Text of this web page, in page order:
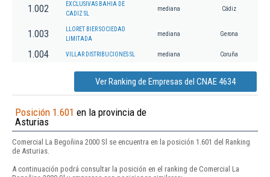
1.002
EXCLUSIVAS BAHIA DE
CADIZ SL
mediana Cádiz
1.003
LLORET BIER SOCIEDAD
LIMITADA
mediana Gerona
1.004 VILLAR DISTRIBUCIONES SL mediana Coruña
Ver Ranking de Empresas del CNAE 4634
Posición 1.601 en la provincia de
Asturias
Comercial La Begoñina 2000 Sl se encuentra en la posición 1.601 del Ranking
de Asturias.
A continuación podrá consultar la posición en el ranking de Comercial La